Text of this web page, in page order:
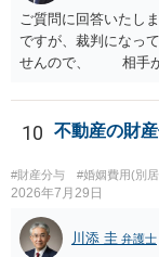
ご質問に回答いた
ですが、裁判になっ
せんので、 相手が
するデメリットはあ
反対にご自身が、
に働く可能性は有
が弁護士に依頼して
稀であると思いま
ことが多いという
減額を進めるうえで
10 不動産の財
#財産分与 #婚姻費用(別
2026年7月29日
川添 圭 弁護士